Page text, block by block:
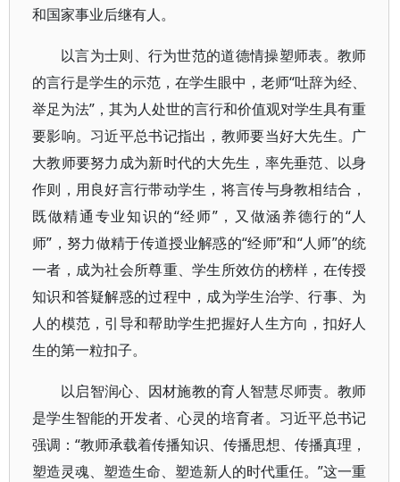
和国家事业后继有人。
以言为士则、行为世范的道德情操塑师表。教师
的言行是学生的示范，在学生眼中，老师“吐辞为经、
举足为法”，其为人处世的言行和价值观对学生具有重
要影响。习近平总书记指出，教师要当好大先生。广
大教师要努力成为新时代的大先生，率先垂范、以身
作则，用良好言行带动学生，将言传与身教相结合，
既做精通专业知识的“经师”，又做涵养德行的“人
师”，努力做精于传道授业解惑的“经师”和“人师”的统
一者，成为社会所尊重、学生所效仿的榜样，在传授
知识和答疑解惑的过程中，成为学生治学、行事、为
人的模范，引导和帮助学生把握好人生方向，扣好人
生的第一粒扣子。
以启智润心、因材施教的育人智慧尽师责。教师
是学生智能的开发者、心灵的培育者。习近平总书记
强调：“教师承载着传播知识、传播思想、传播真理，
塑造灵魂、塑造生命、塑造新人的时代重任。”这一重